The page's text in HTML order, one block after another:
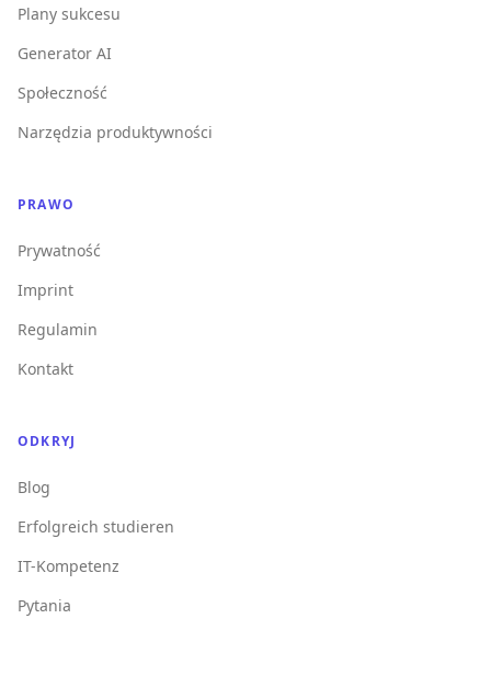
Plany sukcesu
Generator AI
Społeczność
Narzędzia produktywności
PRAWO
Prywatność
Imprint
Regulamin
Kontakt
ODKRYJ
Blog
Erfolgreich studieren
IT-Kompetenz
Pytania